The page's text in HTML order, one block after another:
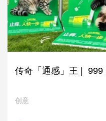
传奇「通感」王 | 999
创意